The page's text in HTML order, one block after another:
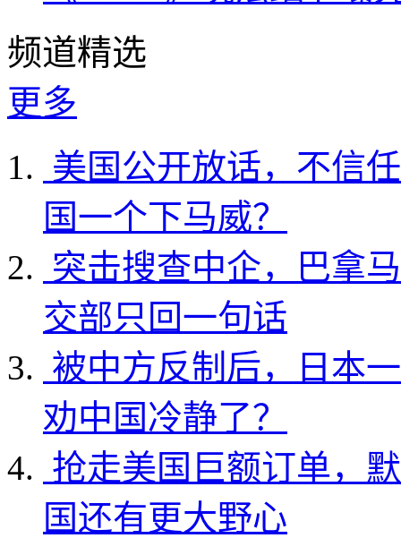
频道精选
更多
美国公开放话，不信
国一个下马威？
突击搜查中企，巴拿
交部只回一句话
被中方反制后，日本
劝中国冷静了？
抢走美国巨额订单，
国还有更大野心